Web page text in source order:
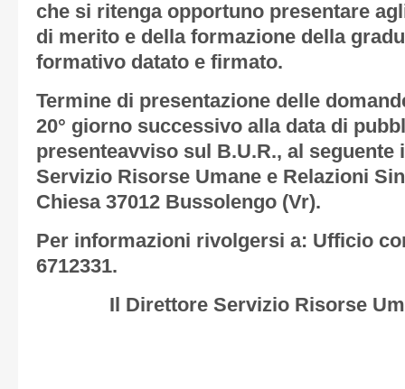
che si ritenga opportuno presentare
di merito e della formazione della
formativo datato e firmato.
Termine di presentazione delle
20° giorno successivo alla data di
presenteavviso sul B.U.R., al seguente
Servizio Risorse Umane e Relazioni
Chiesa 37012 Bussolengo (Vr).
Per informazioni rivolgersi a: Ufficio
6712331.
Il Direttore Servizio Risorse